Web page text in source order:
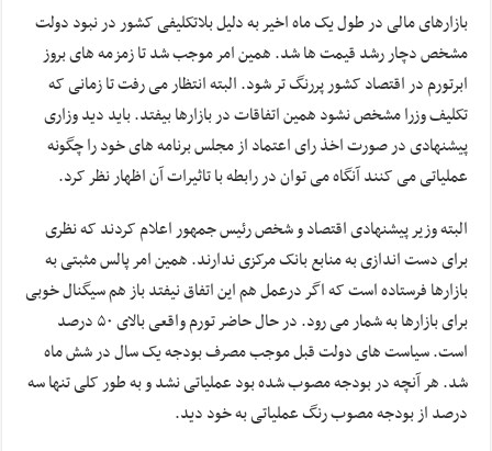
بازارهای مالی در طول یک ماه اخیر به دلیل بلاتکلیفی کشور در نبود دولت
مشخص دچار رشد قیمت ها شد. همین امر موجب شد تا زمزمه های بروز
ابرتورم در اقتصاد کشور پررنگ تر شود. البته انتظار می رفت تا زمانی که
تکلیف وزرا مشخص نشود همین اتفاقات در بازارها بیفتد. باید دید وزاری
پیشنهادی در صورت اخذ رای اعتماد از مجلس برنامه های خود را چگونه
عملیاتی می کنند آنگاه می توان در رابطه با تاثیرات آن اظهار نظر کرد.
البته وزیر پیشنهادی اقتصاد و شخص رئیس جمهور اعلام کردند که نظری
برای دست اندازی به منابع بانک مرکزی ندارند. همین امر پالس مثبتی به
بازارها فرستاده است که اگر درعمل هم این اتفاق نیفتد باز هم سیگنال خوبی
برای بازارها به شمار می رود. در حال حاضر تورم واقعی بالای ۵۰ درصد
است. سیاست های دولت قبل موجب مصرف بودجه یک سال در شش ماه
شد. هر آنچه در بودجه مصوب شده بود عملیاتی نشد و به طور کلی تنها سه
درصد از بودجه مصوب رنگ عملیاتی به خود دید.